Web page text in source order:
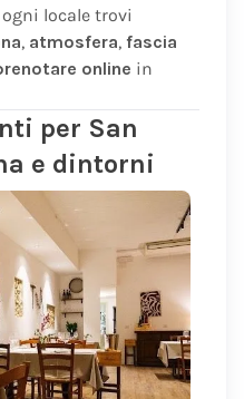
ogni locale trovi
, atmosfera, fascia
online in
per San
e dintorni